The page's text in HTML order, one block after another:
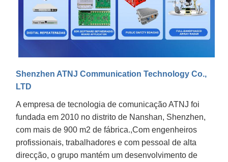
Shenzhen ATNJ Communication Technology Co.,
LTD
A empresa de tecnologia de comunicação ATNJ foi
fundada em 2010 no distrito de Nanshan, Shenzhen,
com mais de 900 m2 de fábrica.,Com engenheiros
profissionais, trabalhadores e com pessoal de alta
direcção, o grupo mantém um desenvolvimento de